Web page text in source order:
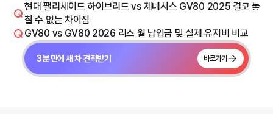
현대 팰리세이드 하이브리드 vs 제네시스 GV80 2025 결코 놓
칠 수 없는 차이점
GV80 vs GV80 2026 리스 월 납입금 및 실제 유지비 비교
3분 만에 새 차 견적받기 바로가기